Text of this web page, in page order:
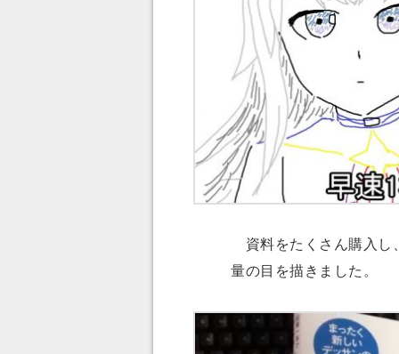
資料をたくさん購入し
量の目を描きました。